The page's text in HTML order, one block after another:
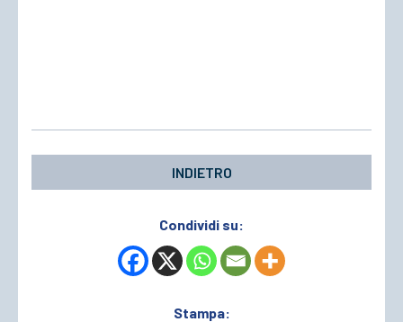
INDIETRO
Condividi su:
Stampa: